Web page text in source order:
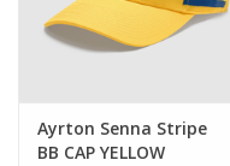
Ayrton Senna Stripe
BB CAP YELLOW